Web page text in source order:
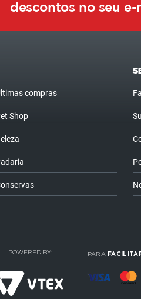
descontos no seu e-
compras
Shop
POWERED BY: PARA